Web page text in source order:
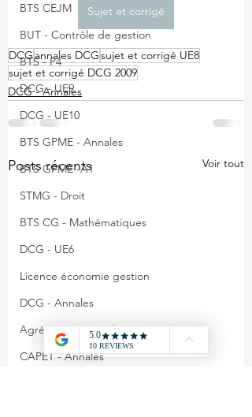
BTS CEJM
BUT - Contrôle de gestion
BTS - P4
DCG - UE9
DCG - UE10
BTS GPME - Annales
BTS GPME -A1
STMG - Droit
BTS CG - Mathématiques
DCG - UE6
Licence économie gestion
DCG - Annales
Agrégation - Annales
CAPET - Annales
Sujet et corrigé
DCGannales DCGsujet et corrigé UE8
sujet et corrigé DCG 2009
DCG - Annales
Posts récents Voir tout